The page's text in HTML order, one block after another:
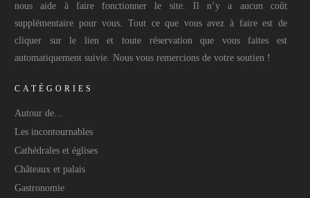
nous aide à faire fonctionner le site. Il n’y a aucun coût
supplémentaire pour vous. Tout ce que vous avez à faire est de
cliquer sur le lien et toute réservation que vous faites est
automatiquement suivie. Nous vous remercions de votre soutien !
CATÉGORIES
Autour de...
Les incontournables
Cathédrales et églises
Châteaux et palais
Gastronomie